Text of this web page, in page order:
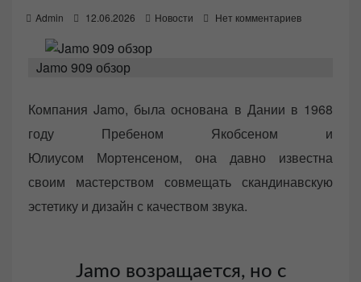
Admin
s
t
d
12.06.2026 Новости Нет комментариев
Jamo 909 обзор
Компания Jamo, была основана в Дании в 1968
году Пребеном Якобсеном и
Юлиусом Мортенсеном, она давно известна
своим мастерством совмещать скандинавскую
эстетику и дизайн с качеством звука.
Jamo возращается, но с